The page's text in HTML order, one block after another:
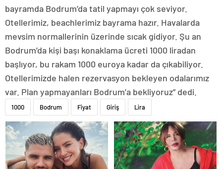
bayramda Bodrum’da tatil yapmayı çok seviyor.
Otellerimiz, beachlerimiz bayrama hazır. Havalarda
mevsim normallerinin üzerinde sıcak gidiyor. Şu an
Bodrum’da kişi başı konaklama ücreti 1000 liradan
başlıyor, bu rakam 1000 euroya kadar da çıkabiliyor.
Otellerimizde halen rezervasyon bekleyen odalarımız
var. Plan yapmayanları Bodrum’a bekliyoruz” dedi.
1000 Bodrum Fiyat Giriş Lira